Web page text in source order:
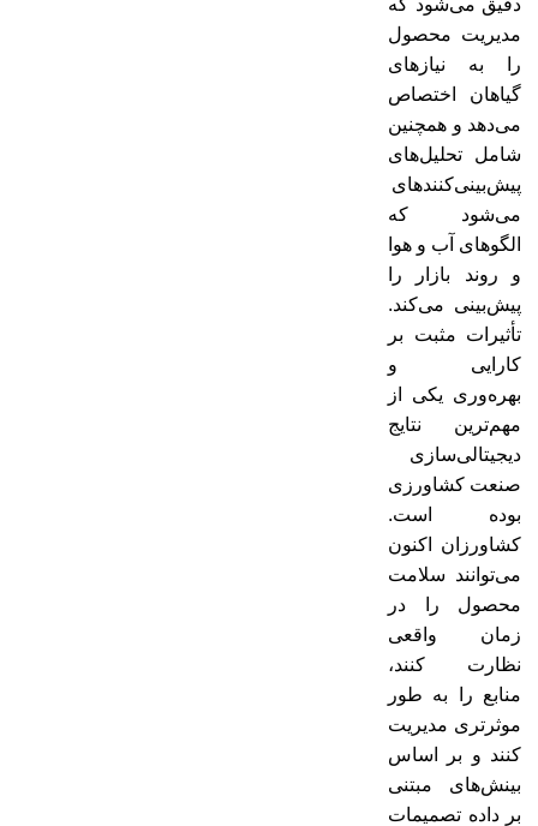
مدیریت محصول
را به نیازهای
گیاهان اختصاص
می‌دهد و همچنین
شامل تحلیل‌های
پیش‌بینی‌کنندهای
می‌شود که
الگوهای آب و هوا
و روند بازار را
پیش‌بینی می‌کند.
تأثیرات مثبت بر
کارایی و
بهره‌وری یکی از
مهم‌ترین نتایج
دیجیتالی‌سازی
صنعت کشاورزی
بوده است.
کشاورزان اکنون
می‌توانند سلامت
محصول را در
زمان واقعی
نظارت کنند،
منابع را به طور
موثرتری مدیریت
کنند و بر اساس
بینش‌های مبتنی
بر داده تصمیمات